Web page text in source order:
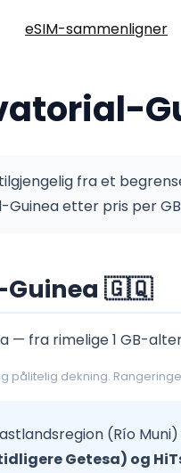
eSIM-sammenligner
fra et
etter pris per
Guinea 🇬🇶
— fra rimelige 1 GB-
pålitelig dekning.
(Río
Getesa) og